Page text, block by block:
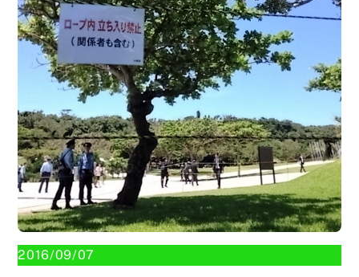
2016/09/07